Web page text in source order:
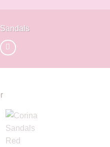
Sandals